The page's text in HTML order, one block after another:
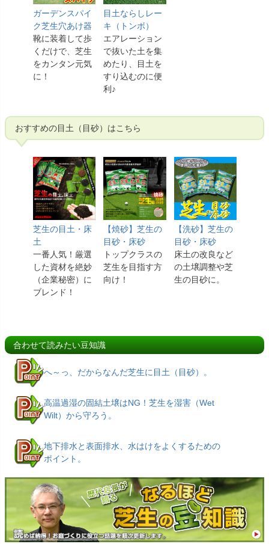
ガーデンスパイ
ク芝生穴あけ器
靴に装着して歩
くだけで、芝生
をカンタン元気
に！
目土ならしレー
キ（トンボ）
エアレーション
で抜いた土を集
めたり、目土を
すり込むのに便
利♪
おすすめの目土（目砂）はこちら
芝生の目土・床
土
一番人気！厳選
した資材を絶妙
（企業秘密）に
ブレンド！
【焼砂】芝生の
目砂・床砂
トップクラスの
芝生を目指す方
向け！
【洗砂】芝生の
目砂・床砂
床土の改良など
の土壌調整や芝
生の目砂に。
合わせて読みたい豆知識
へ～っ、だからなんだ芝生に目土（目砂）。
高温過湿の固結土壌はNG！芝生を湿害（Wet
Wilt）から守ろう。
地下排水と表面排水、水はけをよくするための
ポイント。